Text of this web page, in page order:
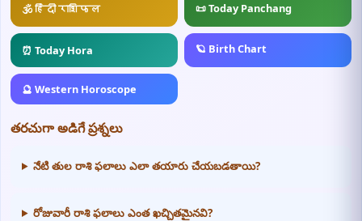
🕉️ हिंदी राशिफल 📜 Today Panchang
⏰ Today Hora 🪐 Birth Chart
🔮 Western Horoscope
తరచుగా అడిగే ప్రశ్నలు
నేటి తుల రాశి ఫలాలు ఎలా తయారు చేయబడతాయి?
రోజువారీ రాశి ఫలాలు ఎంత ఖచ్చితమైనవి?